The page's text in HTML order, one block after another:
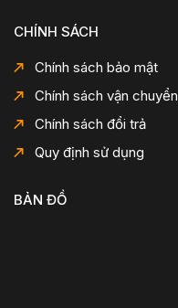
CHÍNH SÁCH
Chính sách bảo mật
Chính sách vận chuyển
Chính sách đổi trả
Quy định sử dụng
BẢN ĐỒ